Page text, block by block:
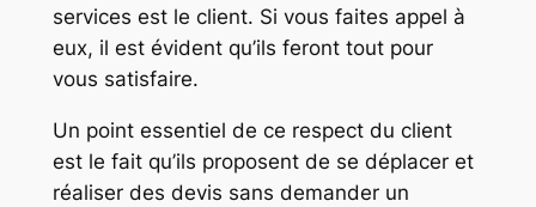
services est le client. Si vous faites appel à
eux, il est évident qu’ils feront tout pour
vous satisfaire.
Un point essentiel de ce respect du client
est le fait qu’ils proposent de se déplacer et
réaliser des devis sans demander un